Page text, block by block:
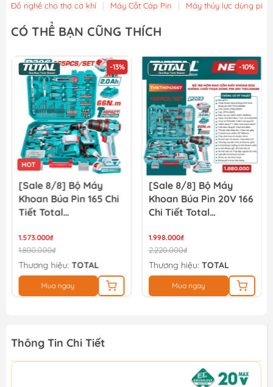
Đá cắt kim loại Total TAC2211254SA 5 inch (125mm)
11.700₫
Bộ 100 Đĩa Cắt Kim Loại 105mm Total TAC210105100
459.000₫ 510.000₫
Đồ nghề cho thợ cơ khí | Máy Cắt Cáp Pin | Máy thủy lực dùng pin
CÓ THỂ BẠN CŨNG THÍCH
-13%
HOT
[Sale 8/8] Bộ Máy
Khoan Búa Pin 165 Chi
Tiết Total
1.573.000₫
1.800.000₫
Thương hiệu: TOTAL
Mua ngay
-10%
[Sale 8/8] Bộ Máy
Khoan Búa Pin 20V 166
Chi Tiết Total
THKTHP41667
1.998.000₫
2.220.000₫
Thương hiệu: TOTAL
Mua ngay
Thông Tin Chi Tiết